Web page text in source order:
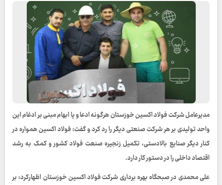
مدیرعامل شرکت فولاد اکسین خوزستان هرگونه ادعا و یا ابهام مبنی بر ادغام این
واحد تولیدی بر هر شرکت صنعتی دیگر را رد کرد و گفت: فولاد اکسین همواره در
کنار دیگر صنایع بالادستی، تکمیل زنجیره صنعت فولاد کشور و کمک به رشد
اقتصاد داخلی را در دستور کار دارد.
علی محمدی در صبحگاه بهره برداری شرکت فولاد اکسین خوزستان اظهارکرد: بر